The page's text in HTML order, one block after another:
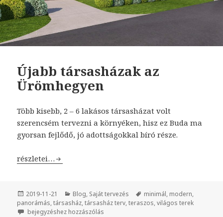
Újabb társasházak az
Ürömhegyen
Több kisebb, 2 – 6 lakásos társasházat volt
szerencsém tervezni a környéken, hisz ez Buda ma
gyorsan fejlődő, jó adottságokkal bíró része.
Újabb társasházak az Ürömhegyen
részletei…
Közzétéve
2019-11-21 Kategória
Blog, Saját tervezés Címke
minimál, modern,
panorámás,társasház,társasház terv,teraszos,világos terek
Újabb társasházak az Ürömhegyen
bejegyzéshez hozzászólás